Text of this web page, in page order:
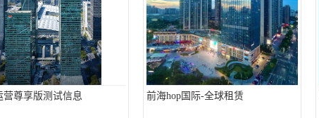
尊享版测试信息 前海hop国际-全球租赁